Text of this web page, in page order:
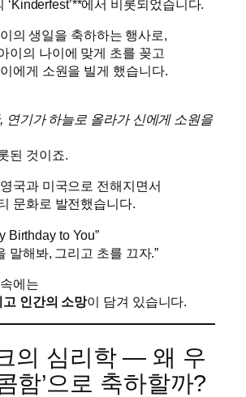
‘Kinderfest’**에서 비롯되었습니다.
의 생일을 축하하는 행사로,
이의 나이에 맞게 초를 꽂고
에게 소원을 빌게 했습니다.
연기가 하늘로 올라가 신에게 소원을
된 것이죠.
국과 미국으로 전해지면서
문화로 발전했습니다.
Birthday to You”
말해봐, 그리고 초를 끄자.”
에는
인간의 소망이 담겨 있습니다.
의 심리학 — 왜 우
함’으로 축하할까?